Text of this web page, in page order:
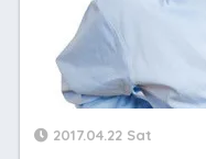
2017.04.22 Sat